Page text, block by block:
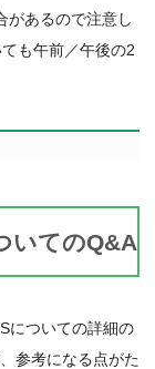
があるので注意し
も午前／午後の2
いてのQ&A
についての詳細の
参考になる点がた